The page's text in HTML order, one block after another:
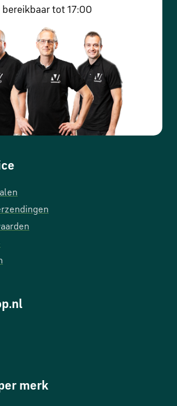
bereikbaar tot 17:00
merk